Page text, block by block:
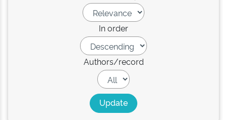
In order
Authors/record